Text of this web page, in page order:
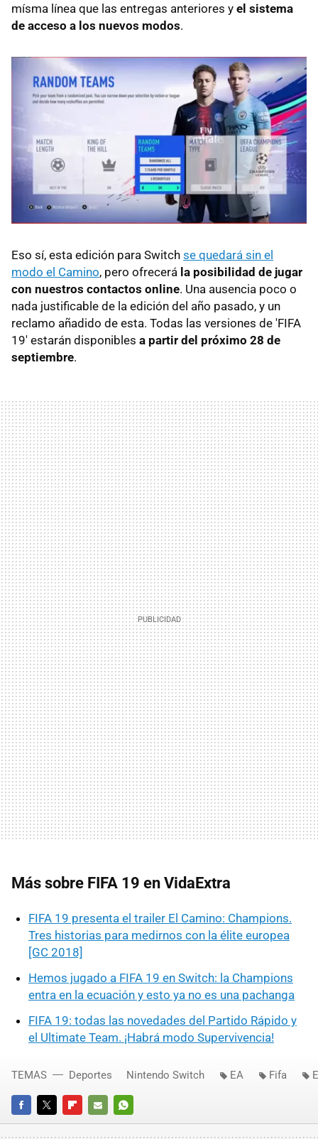
mísma línea que las entregas anteriores y el sistema
de acceso a los nuevos modos.
Eso sí, esta edición para Switch se quedará sin el
modo el Camino, pero ofrecerá la posibilidad de jugar
con nuestros contactos online. Una ausencia poco o
nada justificable de la edición del año pasado, y un
reclamo añadido de esta. Todas las versiones de 'FIFA
19' estarán disponibles a partir del próximo 28 de
septiembre.
Más sobre FIFA 19 en VidaExtra
FIFA 19 presenta el trailer El Camino: Champions.
Tres historias para medirnos con la élite europea
[GC 2018]
Hemos jugado a FIFA 19 en Switch: la Champions
entra en la ecuación y esto ya no es una pachanga
FIFA 19: todas las novedades del Partido Rápido y
el Ultimate Team. ¡Habrá modo Supervivencia!
FACEBOOKTWITTERFLIPBOARD
E- WHATSAPP
TEMAS Deportes Nintendo Switch EA Fifa